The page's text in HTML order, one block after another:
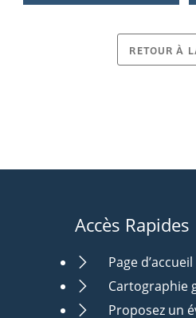
RETOUR À
Accès Rapides
Page d’accueil
Cartographie
Proposez un